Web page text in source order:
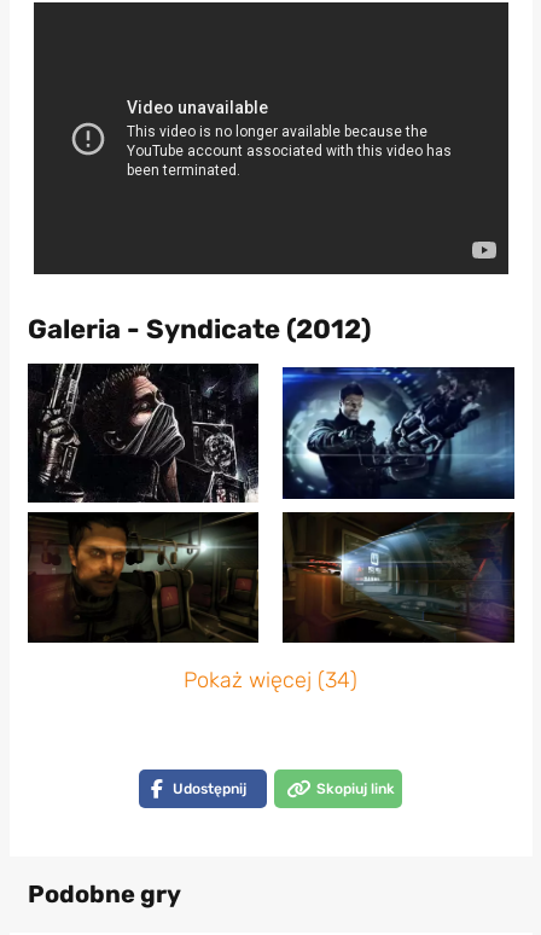
Galeria - Syndicate (2012)
Pokaż więcej (34)
Udostępnij Skopiuj link
Podobne gry